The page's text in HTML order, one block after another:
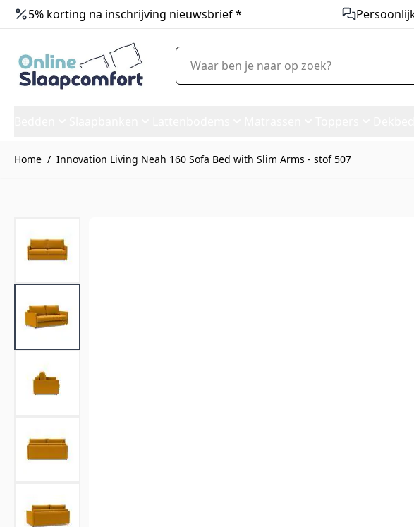
5% korting na inschrijving nieuwsbrief *
Waar ben je naar op zoek?
Home / Innovation Living Neah 160 Sofa Bed with Slim Arms - stof 507
Innovation Living Neah 160 Sofa Bed